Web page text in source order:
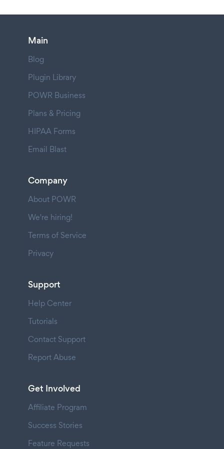
Main
Blog
Plugin Library
POWR Business
Plans & Pricing
HIPAA Forms
Email Blast
Company
About POWR
We're hiring!
Terms of Service
Privacy
Support
Help Center
Tutorials
Contact Support
Report Abuse
Get Involved
Affiliate Program
Success Stories
Feature Requests